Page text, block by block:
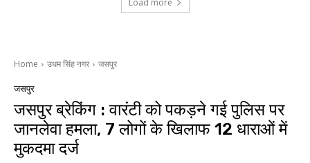
Load more